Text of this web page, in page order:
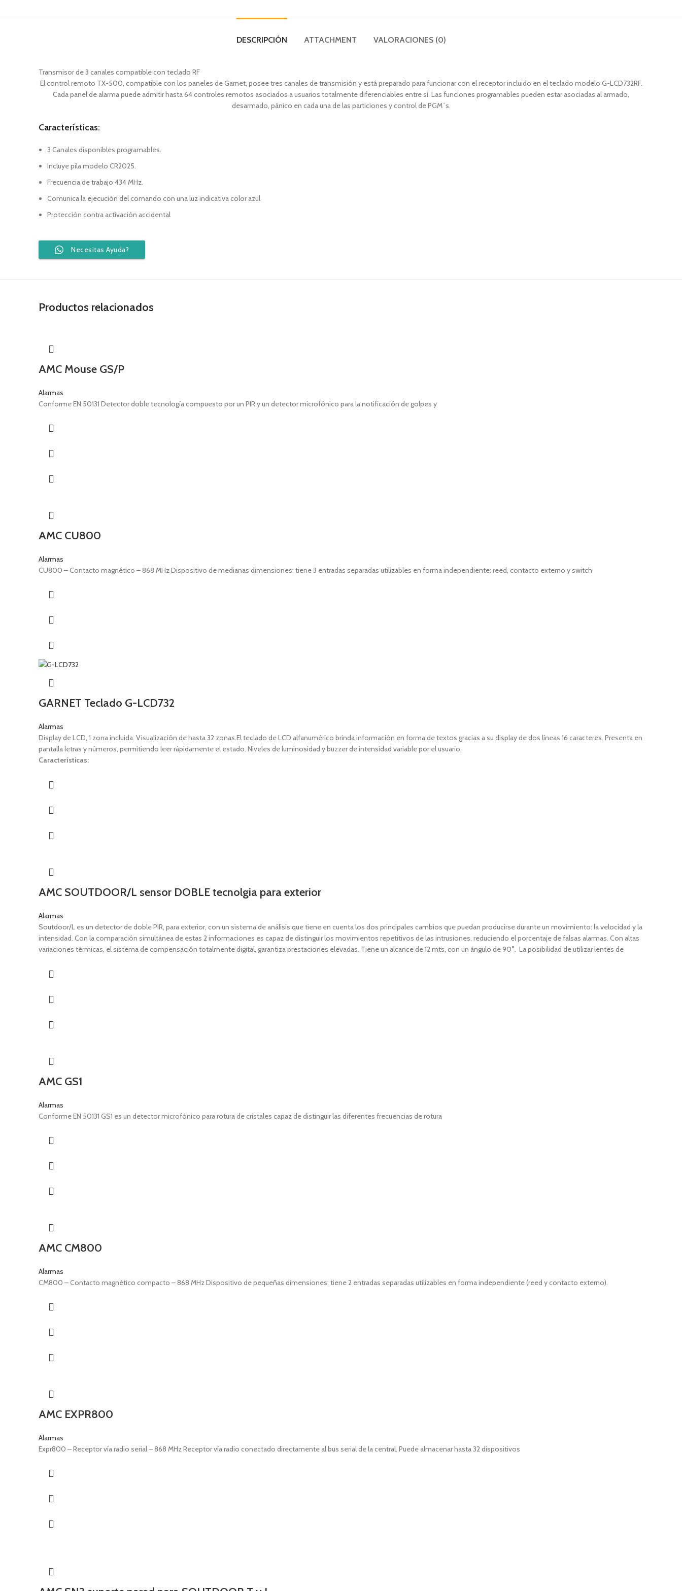
DESCRIPCIÓN ATTACHMENT VALORACIONES (0)
Transmisor de 3 canales compatible con teclado RF
El control remoto TX-500, compatible con los paneles de Garnet, posee tres canales de transmisión y está preparado para funcionar con el receptor incluido en el teclado modelo G-LCD732RF.
Cada panel de alarma puede admitir hasta 64 controles remotos asociados a usuarios totalmente diferenciables entre sí. Las funciones programables pueden estar asociadas al armado,
desarmado, pánico en cada una de las particiones y control de PGM´s.
Características:
3 Canales disponibles programables.
Incluye pila modelo CR2025.
Frecuencia de trabajo 434 MHz.
Comunica la ejecución del comando con una luz indicativa color azul
Protección contra activación accidental
Necesitas Ayuda?
Productos relacionados
AMC Mouse GS/P
Alarmas
Conforme EN 50131 Detector doble tecnología compuesto por un PIR y un detector microfónico para la notificación de golpes y
AMC CU800
Alarmas
CU800 – Contacto magnético – 868 MHz Dispositivo de medianas dimensiones; tiene 3 entradas separadas utilizables en forma independiente: reed, contacto externo y switch
GARNET Teclado G-LCD732
Alarmas
Display de LCD, 1 zona incluida. Visualización de hasta 32 zonas.El teclado de LCD alfanumérico brinda información en forma de textos gracias a su display de dos líneas 16 caracteres. Presenta en
pantalla letras y números, permitiendo leer rápidamente el estado. Niveles de luminosidad y buzzer de intensidad variable por el usuario.
Características:
Display LCD de caracteres grandes para una mejor visualización 2x16.
Etiquetas editables en 3 idiomas.
Compatible con BUS-D485.
Descargar
AMC SOUTDOOR/L sensor DOBLE tecnolgia para exterior
Alarmas
Soutdoor/L es un detector de doble PIR, para exterior, con un sistema de análisis que tiene en cuenta los dos principales cambios que puedan producirse durante un movimiento: la velocidad y la
intensidad. Con la comparación simultánea de estas 2 informaciones es capaz de distinguir los movimientos repetitivos de las intrusiones, reduciendo el porcentaje de falsas alarmas. Con altas
variaciones térmicas, el sistema de compensación totalmente digital, garantiza prestaciones elevadas. Tiene un alcance de 12 mts, con un ángulo de 90°. La posibilidad de utilizar lentes de
con efecto cortina vertical, para la protección de puertas y ventanas).
AMC GS1
Alarmas
Conforme EN 50131 GS1 es un detector microfónico para rotura de cristales capaz de distinguir las diferentes frecuencias de rotura
AMC CM800
Alarmas
CM800 – Contacto magnético compacto – 868 MHz Dispositivo de pequeñas dimensiones; tiene 2 entradas separadas utilizables en forma independiente (reed y contacto externo).
AMC EXPR800
Alarmas
Expr800 – Receptor vía radio serial – 868 MHz Receptor vía radio conectado directamente al bus serial de la central. Puede almacenar hasta 32 dispositivos